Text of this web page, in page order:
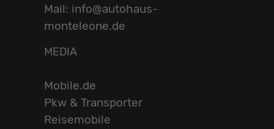
Mail: info@autohaus-
monteleone.de
MEDIA
Mobile.de
Pkw & Transporter
Reisemobile